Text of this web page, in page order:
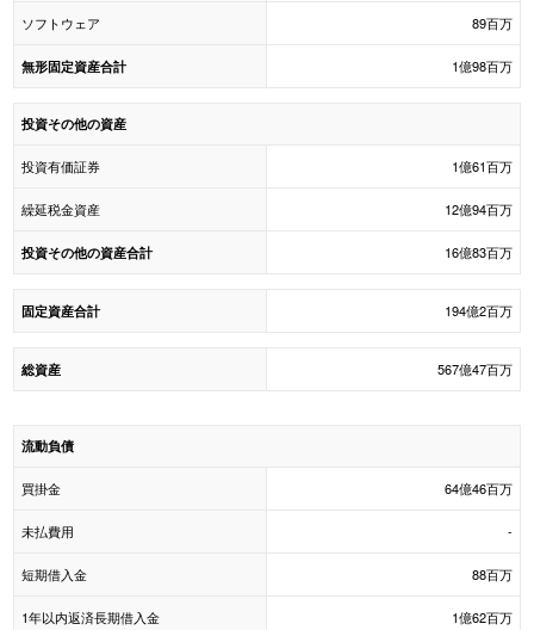
ソフトウェア 89百万
無形固定資産合計 1億98百万
投資その他の資産
投資有価証券 1億61百万
繰延税金資産 12億94百万
投資その他の資産合計 16億83百万
固定資産合計 194億2百万
総資産 567億47百万
流動負債
買掛金 64億46百万
未払費用 -
短期借入金 88百万
1年以内返済長期借入金 1億62百万